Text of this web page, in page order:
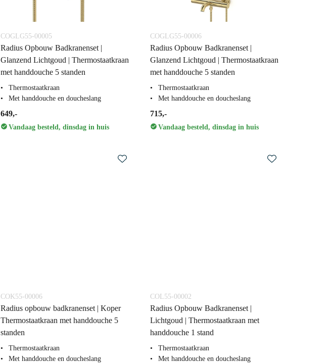
COGLG55-00005
Radius Opbouw Badkranenset |
Glanzend Lichtgoud | Thermostaatkraan
met handdouche 5 standen
Thermostaatkraan
Met handdouche en doucheslang
649,-
Vandaag besteld, dinsdag in huis
COGLG55-00006
Radius Opbouw Badkranenset |
Glanzend Lichtgoud | Thermostaatkraan
met handdouche 5 standen
Thermostaatkraan
Met handdouche en doucheslang
715,-
Vandaag besteld, dinsdag in huis
COK55-00006
Radius opbouw badkranenset | Koper
Thermostaatkraan met handdouche 5
standen
Thermostaatkraan
Met handdouche en doucheslang
COL55-00002
Radius Opbouw Badkranenset |
Lichtgoud | Thermostaatkraan met
handdouche 1 stand
Thermostaatkraan
Met handdouche en doucheslang